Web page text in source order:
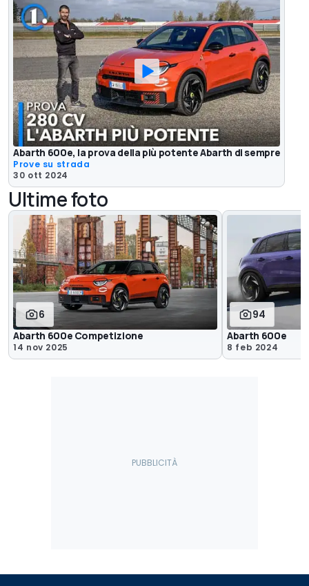
Abarth 600e, la prova della più potente Abarth di sempre
Prove su strada
30 ott 2024
Ultime foto
6
Abarth 600e Competizione
14 nov 2025
94
Abarth 600e
8 feb 2024